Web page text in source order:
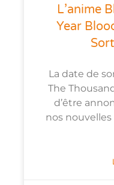
L’anime
Year
La date de
The
d’être
nos